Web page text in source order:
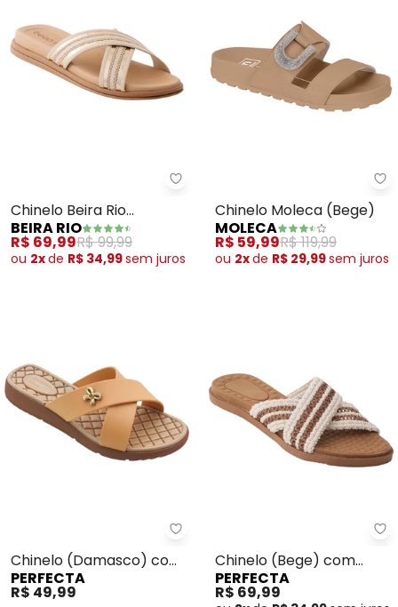
Beira Rio - Chinelo Beira Rio
Chinelo Beira Rio
(Creme) em Sintético
BEIRA RIO
R$ 69,99R$ 99,99
ou 2xde R$ 34,99sem juros
Chinelo Moleca (Bege)
MOLECA
R$ 59,99R$ 119,99
ou 2xde R$ 29,99sem juros
Perfecta - Chinelo (Damasco)
Chinelo (Damasco) com
Tiras Transpassados
PERFECTA
R$ 49,99
Chinelo (Bege) com
Cabedal em Tecido
PERFECTA
R$ 69,99